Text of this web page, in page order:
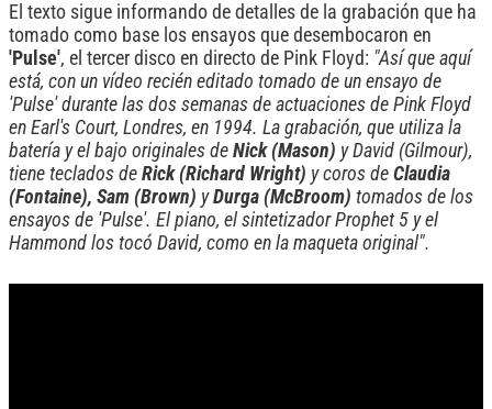
El texto sigue informando de detalles de la grabación que ha
tomado como base los ensayos que desembocaron en
'Pulse', el tercer disco en directo de Pink Floyd: "Así que aquí
está, con un vídeo recién editado tomado de un ensayo de
'Pulse' durante las dos semanas de actuaciones de Pink Floyd
en Earl's Court, Londres, en 1994. La grabación, que utiliza la
batería y el bajo originales de Nick (Mason) y David (Gilmour),
tiene teclados de Rick (Richard Wright) y coros de Claudia
(Fontaine), Sam (Brown) yDurga (McBroom) tomados de los
ensayos de 'Pulse'. El piano, el sintetizador Prophet 5 y el
Hammond los tocó David, como en la maqueta original".